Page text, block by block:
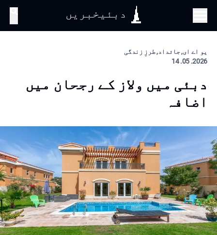
دبئیخبریں
یو اے ای, جائداد, طرزِ زندگی
2026. 05. 14
دبئی میں ولاز کے رجحان میں
اضافہ